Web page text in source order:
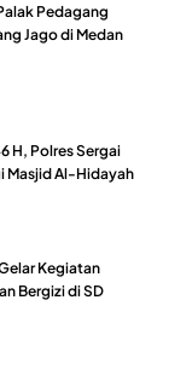
Pedagang
Jago di Medan
H, Polres Sergai
Masjid Al-Hidayah
Kegiatan
Bergizi di SD